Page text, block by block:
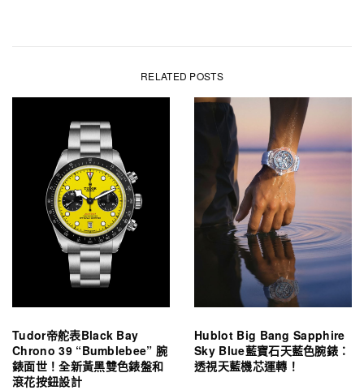
RELATED POSTS
Tudor帝舵表Black Bay
Chrono 39 “Bumblebee” 腕
錶面世！全新黃黑雙色錶盤和
滾花按鈕設計
Hublot Big Bang Sapphire
Sky Blue藍寶石天藍色腕錶：
透視天藍機芯運轉！